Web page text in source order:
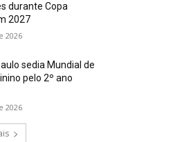
durante Copa
2027
2026
sedia Mundial de
pelo 2º ano
2026